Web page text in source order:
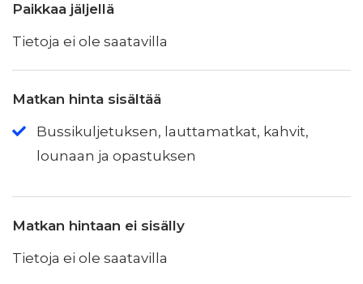
Paikkaa jäljellä
Tietoja ei ole saatavilla
Matkan hinta sisältää
Bussikuljetuksen, lauttamatkat, kahvit,
lounaan ja opastuksen
Matkan hintaan ei sisälly
Tietoja ei ole saatavilla